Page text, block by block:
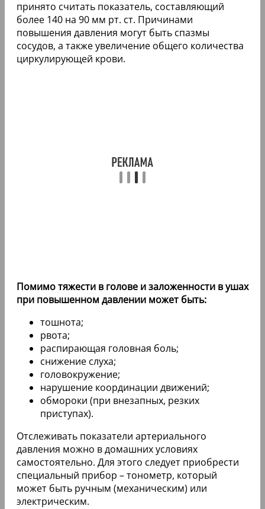
принято считать показатель, составляющий
более 140 на 90 мм рт. ст. Причинами
повышения давления могут быть спазмы
сосудов, а также увеличение общего количества
циркулирующей крови.
Помимо тяжести в голове и заложенности в ушах
при повышенном давлении может быть:
тошнота;
рвота;
распирающая головная боль;
снижение слуха;
головокружение;
нарушение координации движений;
обмороки (при внезапных, резких
приступах).
Отслеживать показатели артериального
давления можно в домашних условиях
самостоятельно. Для этого следует приобрести
специальный прибор – тонометр, который
может быть ручным (механическим) или
электрическим.